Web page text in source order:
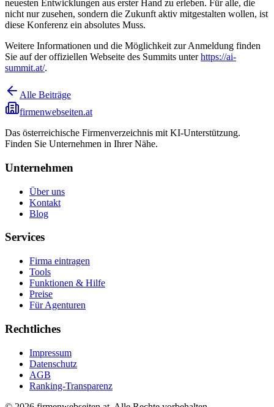
neuesten Entwicklungen aus erster Hand zu erleben. Für alle, die
nicht nur zusehen, sondern die Zukunft aktiv mitgestalten wollen, ist
diese Konferenz ein absolutes Muss.
Weitere Informationen und die Möglichkeit zur Anmeldung finden
Sie auf der offiziellen Webseite des Summits unterhttps://ai-
summit.at/.
Alle Beiträge
firmenwebseiten.at
Das österreichische Firmenverzeichnis mit KI-Unterstützung.
Finden Sie Unternehmen in Ihrer Nähe.
Unternehmen
Über uns
Kontakt
Blog
Services
Firma eintragen
Tools
Funktionen & Hilfe
Preise
Für Agenturen
Rechtliches
Impressum
Datenschutz
AGB
Ranking-Transparenz